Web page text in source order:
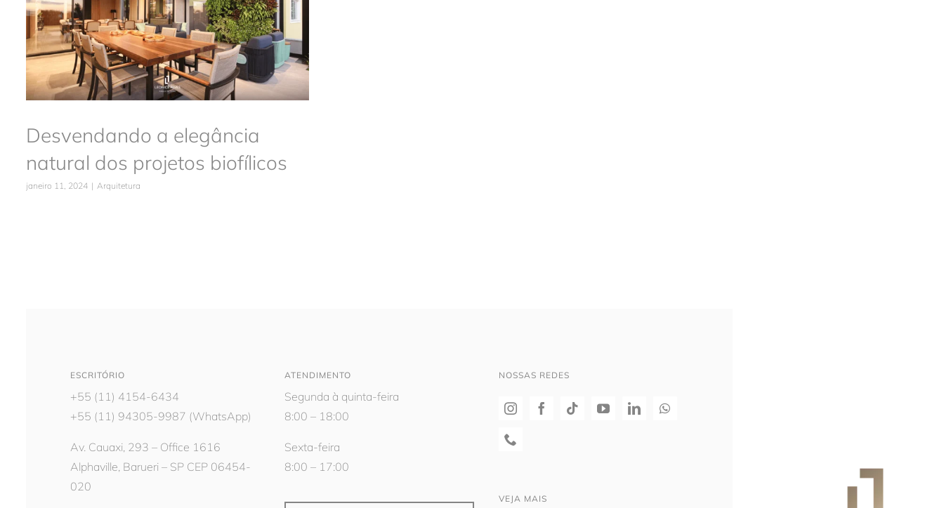
Desvendando a elegância natural
dos projetos biofílicos
Arquitetura
Desvendando a elegância
natural dos projetos biofílicos
janeiro 11, 2024 | Arquitetura
ESCRITÓRIO
+55 (11) 4154-6434
+55 (11) 94305-9987 (WhatsApp)
Av. Cauaxi, 293 – Office 1616
Alphaville, Barueri – SP CEP 06454-
020
ATENDIMENTO
Segunda à quinta-feira
8:00 – 18:00
Sexta-feira
8:00 – 17:00
NOSSAS REDES
VEJA MAIS